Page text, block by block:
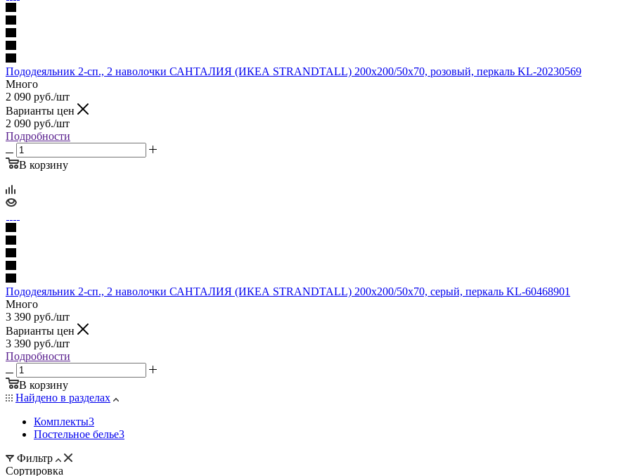
Пододеяльник 2-сп., 2 наволочки САНТАЛИЯ (ИКЕА STRANDTALL) 200x200/50x70, розовый, перкаль KL-20230569
Много
2 090 руб./шт
Варианты цен
2 090 руб./шт
Подробности
В корзину
Пододеяльник 2-сп., 2 наволочки САНТАЛИЯ (ИКЕА STRANDTALL) 200x200/50x70, серый, перкаль KL-60468901
Много
3 390 руб./шт
Варианты цен
3 390 руб./шт
Подробности
В корзину
Найдено в разделах
Комплекты3
Постельное белье3
Фильтр
Сортировка